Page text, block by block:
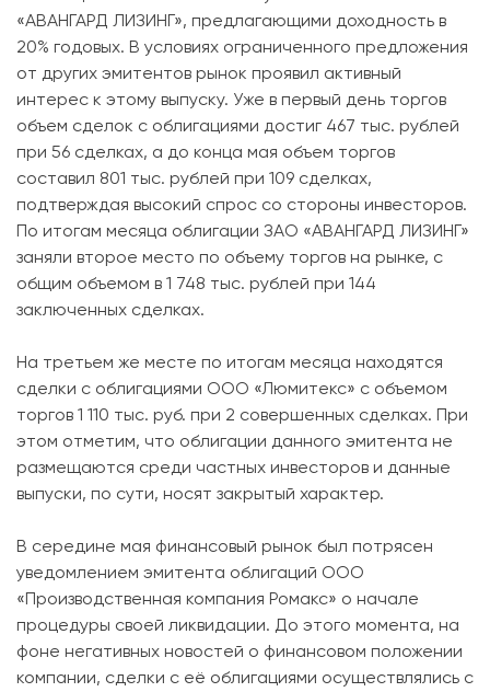
«АВАНГАРД ЛИЗИНГ», предлагающими доходность в
20% годовых. В условиях ограниченного предложения
от других эмитентов рынок проявил активный
интерес к этому выпуску. Уже в первый день торгов
объем сделок с облигациями достиг 467 тыс. рублей
при 56 сделках, а до конца мая объем торгов
составил 801 тыс. рублей при 109 сделках,
подтверждая высокий спрос со стороны инвесторов.
По итогам месяца облигации ЗАО «АВАНГАРД ЛИЗИНГ»
заняли второе место по объему торгов на рынке, с
общим объемом в 1 748 тыс. рублей при 144
заключенных сделках.
На третьем же месте по итогам месяца находятся
сделки с облигациями ООО «Люмитекс» с объемом
торгов 1 110 тыс. руб. при 2 совершенных сделках. При
этом отметим, что облигации данного эмитента не
размещаются среди частных инвесторов и данные
выпуски, по сути, носят закрытый характер.
В середине мая финансовый рынок был потрясен
уведомлением эмитента облигаций ООО
«Производственная компания Ромакс» о начале
процедуры своей ликвидации. До этого момента, на
фоне негативных новостей о финансовом положении
компании, сделки с её облигациями осуществлялись с